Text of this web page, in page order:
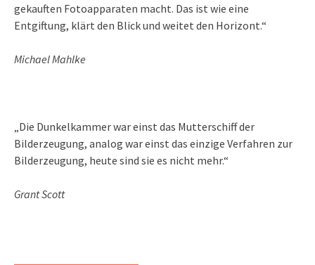
gekauften Fotoapparaten macht. Das ist wie eine
Entgiftung, klärt den Blick und weitet den Horizont.“
Michael Mahlke
„Die Dunkelkammer war einst das Mutterschiff der
Bilderzeugung, analog war einst das einzige Verfahren zur
Bilderzeugung, heute sind sie es nicht mehr.“
Grant Scott